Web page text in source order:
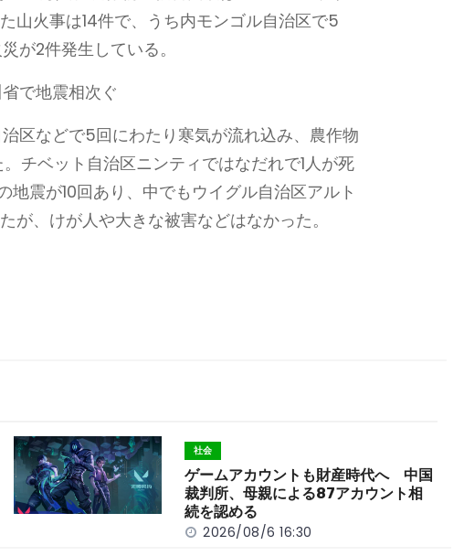
山火事は14件で、うち内モンゴル自治区で5
が2件発生している。
で地震相次ぐ
区などで5回にわたり寒気が流れ込み、農作物
チベット自治区ニンティではなだれで1人が死
震が10回あり、中でもウイグル自治区アルト
が、けが人や大きな被害などはなかった。
社会
ゲームアカウントも財産時代へ 中国
裁判所、母親による87アカウント相
続を認める
2026/08/6 16:30